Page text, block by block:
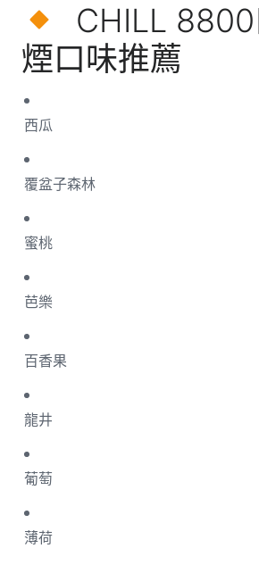
CHILL
煙口味推薦
西瓜
覆盆子森林
蜜桃
芭樂
百香果
龍井
葡萄
薄荷